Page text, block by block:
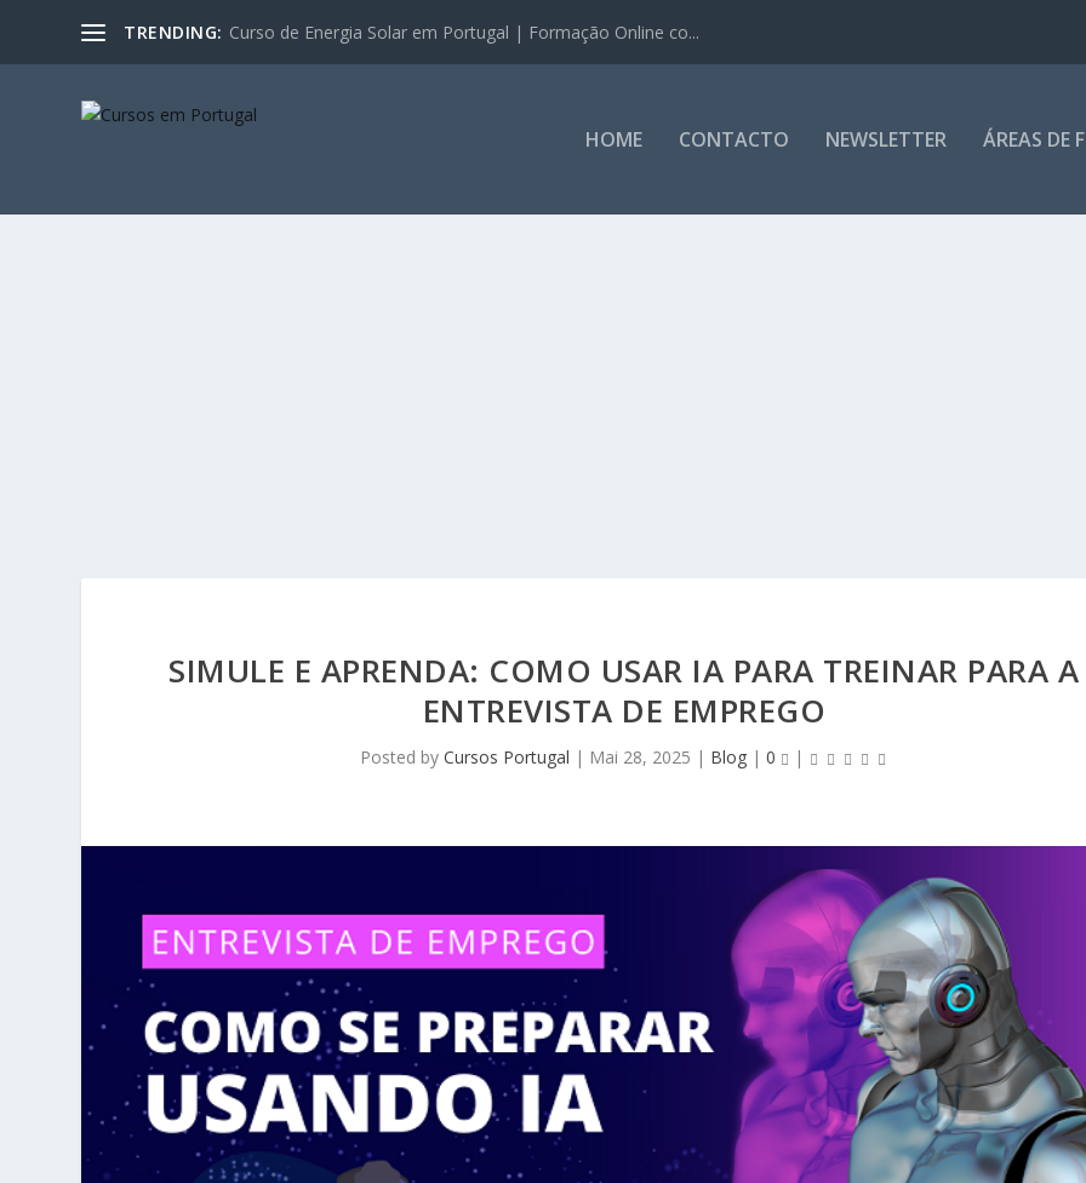
TRENDING: Curso de Energia Solar em Portugal | Formação Online co...
HOME CONTACTO NEWSLETTER ÁREAS DE
SIMULE E APRENDA: COMO USAR IA PARA TREINAR PARA A
ENTREVISTA DE EMPREGO
Posted by Cursos Portugal | Mai 28, 2025 | Blog| 0 |